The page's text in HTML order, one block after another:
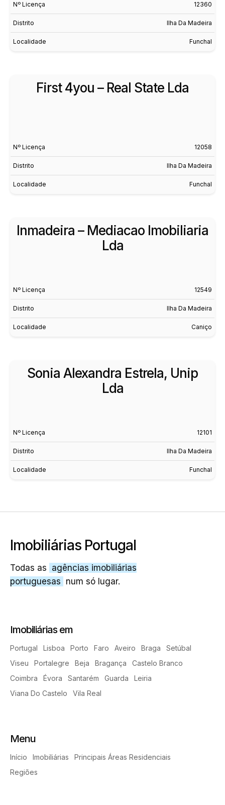
Nº Licença 12360
Distrito Ilha Da Madeira
Localidade Funchal
First 4you – Real State Lda
Nº Licença 12058
Distrito Ilha Da Madeira
Localidade Funchal
Inmadeira – Mediacao Imobiliaria
Lda
Nº Licença 12549
Distrito Ilha Da Madeira
Localidade Caniço
Sonia Alexandra Estrela, Unip
Lda
Nº Licença 12101
Distrito Ilha Da Madeira
Localidade Funchal
Imobiliárias Portugal
Todas as agências imobiliárias
portuguesas num só lugar.
Imobiliárias em
Portugal Lisboa Porto Faro Aveiro Braga
Setúbal
Viseu
Portalegre Beja Bragança
Castelo Branco
Coimbra
Évora Santarém Guarda
Leiria
Viana Do Castelo
Vila Real
Menu
Início Imobiliárias
Principais Áreas Residenciais
Regiões